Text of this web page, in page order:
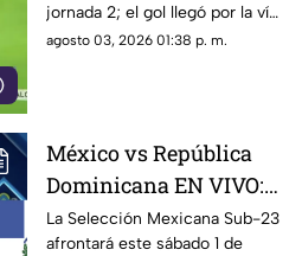
jornada 2; el gol llegó por la vía
penal en el segundo tiempo.
agosto 03, 2026 01:38 p. m.
México vs República
Dominicana EN VIVO:
dónde ver GRATIS el
partido HOY
La Selección Mexicana Sub-23
afrontará este sábado 1 de